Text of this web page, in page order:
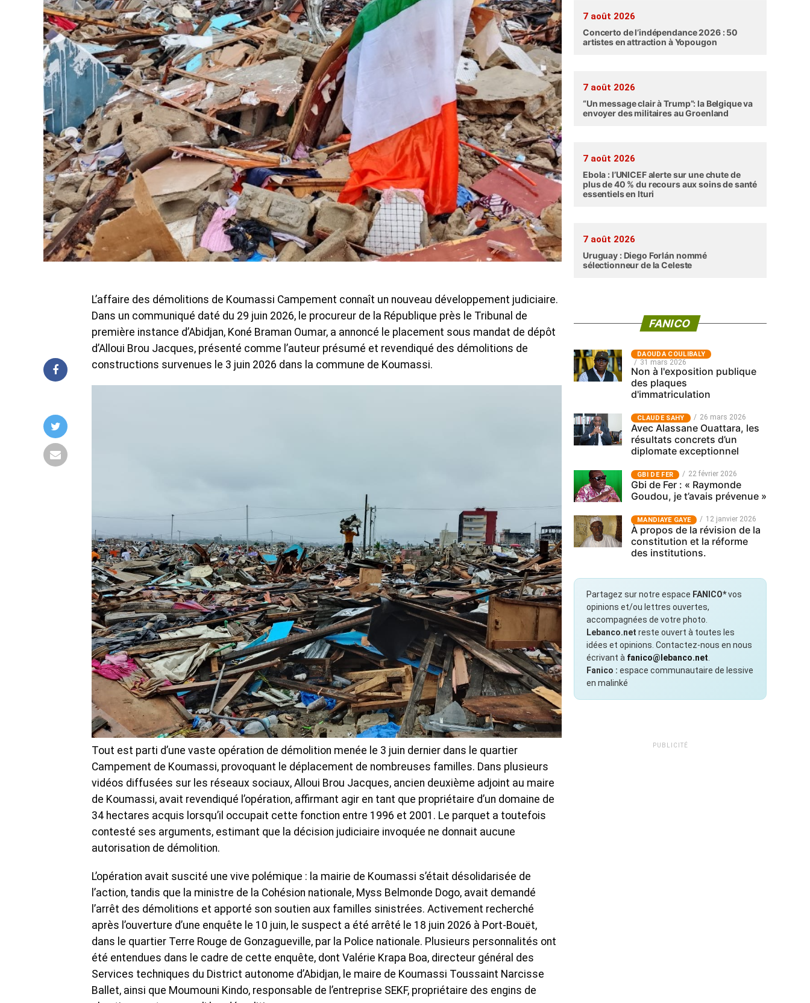
‎L’affaire des démolitions de Koumassi Campement connaît un nouveau développement judiciaire.
Dans un communiqué daté du 29 juin 2026, le procureur de la République près le Tribunal de
première instance d’Abidjan, Koné Braman Oumar, a annoncé le placement sous mandat de dépôt
d’Alloui Brou Jacques, présenté comme l’auteur présumé et revendiqué des démolitions de
constructions survenues le 3 juin 2026 dans la commune de Koumassi.
Tout est parti d’une vaste opération de démolition menée le 3 juin dernier dans le quartier
Campement de Koumassi, provoquant le déplacement de nombreuses familles. Dans plusieurs
vidéos diffusées sur les réseaux sociaux, Alloui Brou Jacques, ancien deuxième adjoint au maire
de Koumassi, avait revendiqué l’opération, affirmant agir en tant que propriétaire d’un domaine de
34 hectares acquis lorsqu’il occupait cette fonction entre 1996 et 2001. Le parquet a toutefois
contesté ses arguments, estimant que la décision judiciaire invoquée ne donnait aucune
autorisation de démolition.
‎L’opération avait suscité une vive polémique : la mairie de Koumassi s’était désolidarisée de
l’action, tandis que la ministre de la Cohésion nationale, Myss Belmonde Dogo, avait demandé
l’arrêt des démolitions et apporté son soutien aux familles sinistrées. ‎Activement recherché
après l’ouverture d’une enquête le 10 juin, le suspect a été arrêté le 18 juin 2026 à Port-Bouët,
dans le quartier Terre Rouge de Gonzagueville, par la Police nationale. Plusieurs personnalités ont
été entendues dans le cadre de cette enquête, dont Valérie Krapa Boa, directeur général des
Services techniques du District autonome d’Abidjan, le maire de Koumassi Toussaint Narcisse
Ballet, ainsi que Moumouni Kindo, responsable de l’entreprise SEKF, propriétaire des engins de
7 août 2026
Concerto de l’indépendance 2026 : 50
artistes en attraction à Yopougon
7 août 2026
“Un message clair à Trump”: la Belgique va
envoyer des militaires au Groenland
7 août 2026
Ebola : l’UNICEF alerte sur une chute de
plus de 40 % du recours aux soins de santé
essentiels en Ituri
7 août 2026
Uruguay : Diego Forlán nommé
sélectionneur de la Celeste
FANICO
‎DAOUDA COULIBALY
31 mars 2026
Non à l'exposition publique
des plaques
d'immatriculation
CLAUDE SAHY 26 mars 2026
Avec Alassane Ouattara, les
résultats concrets d’un
diplomate exceptionnel
GBI DE FER 22 février 2026
Gbi de Fer : « Raymonde
Goudou, je t’avais prévenue »
MANDIAYE GAYE 12 janvier 2026
À propos de la révision de la
constitution et la réforme
des institutions.
Partagez sur notre espace FANICO*vos
opinions et/ou lettres ouvertes,
accompagnées de votre photo.
Lebanco.net reste ouvert à toutes les
idées et opinions. Contactez-nous en nous
écrivant à fanico@lebanco.net
Fanico : espace communautaire de lessive
en malinké
PUBLICITÉ